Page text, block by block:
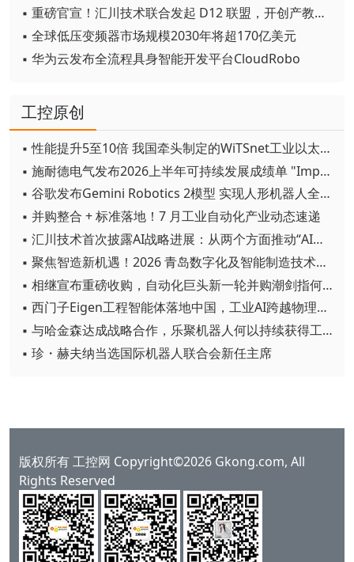
▪ 重磅官宣！汇川技术联合发起 D12 联盟，开创产教融合新范式
▪ 全球低压变频器市场规模2030年将超170亿美元
▪ 华为云发布全流程具身智能开发平台CloudRobo
工控原创
▪ 性能提升5至10倍 我国牵头制定的WiTSnet工业以太网国际标准正式发布
▪ 施耐德电气发布2026上半年可持续发展成绩单 "Impact 2030"路线图开局稳健
▪ 谷歌发布Gemini Robotics 2模型 实现人形机器人全身智能控制突破
▪ 并购整合 + 标准落地！7 月工业自动化产业动态速递
▪ 汇川技术首次披露AI战略进展：从两个方面推动“AI业务化”落地
▪ 聚焦智造新机遇！2026 青岛数字化及智能制造技术论坛圆满落幕
▪ 相继宣布重磅收购，自动化巨头新一轮并购潮剑指何方？
▪ 西门子Eigen工程智能体落地中国，工业AI跨越物理世界“确定性”拐点
▪ 与哈金森达成战略合作，乐聚机器人何以持续获得工业巨头青睐？
▪ 珍・赫夫纳当选国际机器人联合会新任主席
版权所有 工控网 Copyright©2026 Gkong.com, All
Rights Reserved